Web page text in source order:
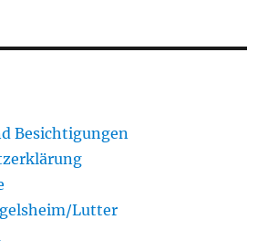
Besichtigungen
Lutter